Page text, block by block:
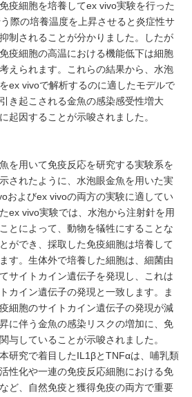
疫細胞を培養してex vivo実験を行った
際の培養温度を上昇させると炎症性サ
制されることが分かりました。したが
疫細胞の高温における機能低下は細胞
えられます。これらの結果から、水泡
ex vivoで解析するのに適したモデルで
き起こされる金魚の感染感受性増大
起因することが示唆されました。
を用いて免疫反応を研究する実験系を
されたように、水泡眼金魚を用いた実
およびex vivoの両方の実験に適してい
ex vivo実験では、水泡から注射針を用
とによって、動物を犠牲にすることな
ができ、採取した免疫細胞は培養して
す。生体外で培養した細胞は、細菌由
サイトカイン遺伝子を発現し、これは
カイン遺伝子の発現と一致します。ま
細胞のサイトカイン遺伝子の発現が減
に伴う金魚の感染リスクの増加に、免
与していることが示唆されました。
研究で着目したIL1βとTNFαは、哺乳類
性化や一連の免疫反応細胞における免
ど、自然免疫と獲得免疫の両方で重要